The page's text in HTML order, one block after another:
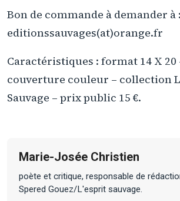
Bon de commande à demander à :
editionssauvages(at)orange.fr
Caractéristiques : format 14 X 20
couverture couleur – collection
Sauvage – prix public 15 €.
Marie-Josée Christien
poète et critique, responsable de
Spered Gouez/L'esprit sauvage.